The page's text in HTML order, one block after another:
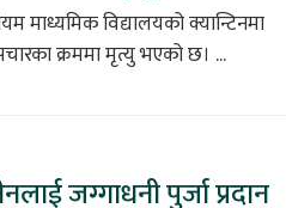
विद्यालयको क्यान्टिनमा
क्रममा मृत्यु भएको छ। ...
जग्गाधनी पुर्जा प्रदान